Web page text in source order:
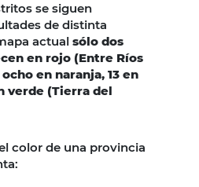
se siguen
de distinta
actual sólo dos
en rojo (Entre Ríos
en naranja, 13 en
verde (Tierra del
color de una provincia